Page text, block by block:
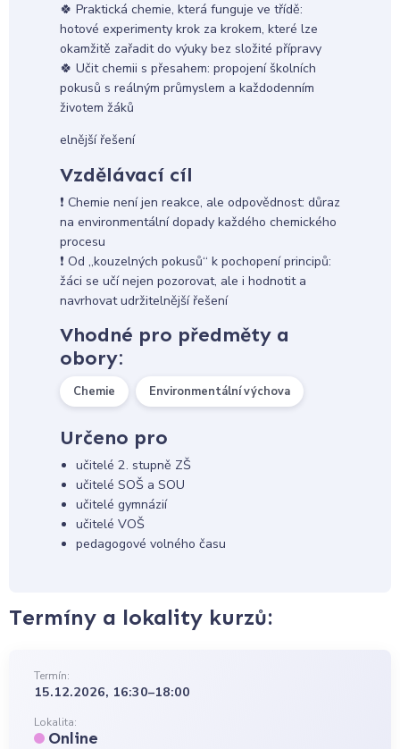
🍀 Praktická chemie, která funguje ve třídě:
hotové experimenty krok za krokem, které lze
okamžitě zařadit do výuky bez složité přípravy
🍀 Učit chemii s přesahem: propojení školních
pokusů s reálným průmyslem a každodenním
životem žáků
elnější řešení
Vzdělávací cíl
❗ Chemie není jen reakce, ale odpovědnost: důraz
na environmentální dopady každého chemického
procesu
❗ Od „kouzelných pokusů“ k pochopení principů:
žáci se učí nejen pozorovat, ale i hodnotit a
navrhovat udržitelnější řešení
Vhodné pro předměty a
obory:
Chemie Environmentální výchova
Určeno pro
učitelé 2. stupně ZŠ
učitelé SOŠ a SOU
učitelé gymnázií
učitelé VOŠ
pedagogové volného času
Termíny a lokality kurzů:
Termín:
15.12.2026, 16:30–18:00
Lokalita:
Online